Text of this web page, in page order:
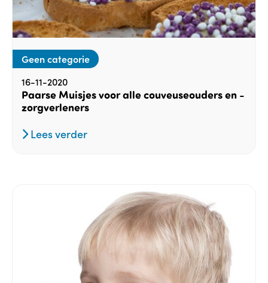
Geen categorie
16-11-2020
Paarse Muisjes voor alle couveuseouders en -
zorgverleners
Lees verder